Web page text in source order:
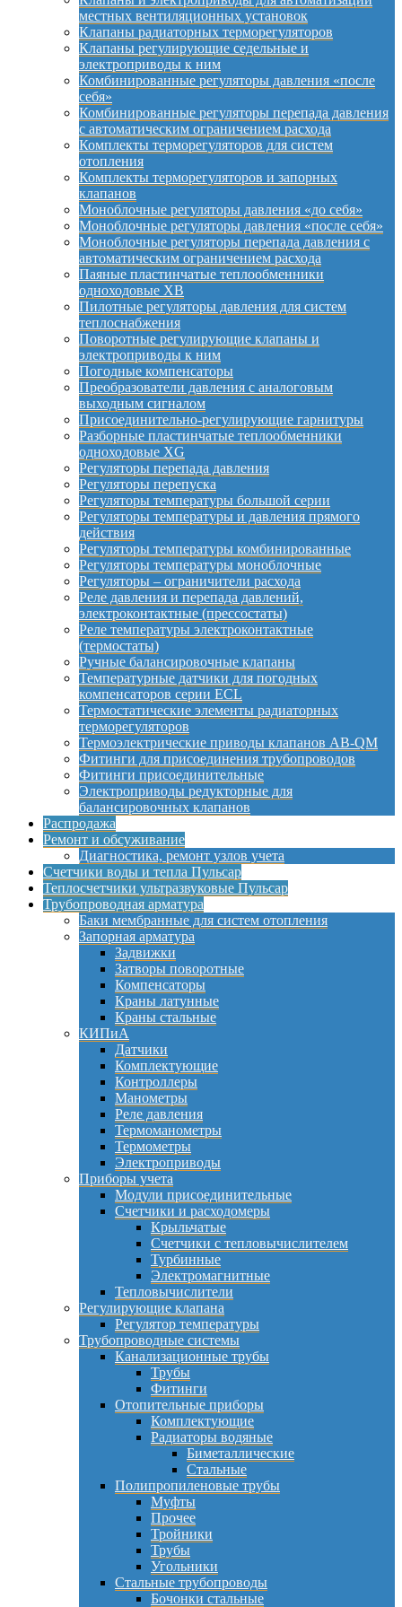
местных вентиляционных установок
Клапаны радиаторных терморегуляторов
Клапаны регулирующие седельные и
электроприводы к ним
Комбинированные регуляторы давления «после
себя»
Комбинированные регуляторы перепада давления
с автоматическим ограничением расхода
Комплекты терморегуляторов для систем
отопления
Комплекты терморегуляторов и запорных
клапанов
Моноблочные регуляторы давления «до себя»
Моноблочные регуляторы давления «после себя»
Моноблочные регуляторы перепада давления с
автоматическим ограничением расхода
Паяные пластинчатые теплообменники
одноходовые XB
Пилотные регуляторы давления для систем
теплоснабжения
Поворотные регулирующие клапаны и
электроприводы к ним
Погодные компенсаторы
Преобразователи давления с аналоговым
выходным сигналом
Присоединительно-регулирующие гарнитуры
Разборные пластинчатые теплообменники
одноходовые XG
Регуляторы перепада давления
Регуляторы перепуска
Регуляторы температуры большой серии
Регуляторы температуры и давления прямого
действия
Регуляторы температуры комбинированные
Регуляторы температуры моноблочные
Регуляторы – ограничители расхода
Реле давления и перепада давлений,
электроконтактные (прессостаты)
Реле температуры электроконтактные
(термостаты)
Ручные балансировочные клапаны
Температурные датчики для погодных
компенсаторов серии ECL
Термостатические элементы радиаторных
терморегуляторов
Термоэлектрические приводы клапанов AB-QM
Фитинги для присоединения трубопроводов
Фитинги присоединительные
Электроприводы редукторные для
балансировочных клапанов
Распродажа
Ремонт и обсуживание
Диагностика, ремонт узлов учета
Счетчики воды и тепла Пульсар
Теплосчетчики ультразвуковые Пульсар
Трубопроводная арматура
Баки мембранные для систем отопления
Запорная арматура
Задвижки
Затворы поворотные
Компенсаторы
Краны латунные
Краны стальные
КИПиА
Датчики
Комплектующие
Контроллеры
Манометры
Реле давления
Термоманометры
Термометры
Электроприводы
Приборы учета
Модули присоединительные
Счетчики и расходомеры
Крыльчатые
Счетчики с тепловычислителем
Турбинные
Электромагнитные
Тепловычислители
Регулирующие клапана
Регулятор температуры
Трубопроводные системы
Канализационные трубы
Трубы
Фитинги
Отопительные приборы
Комплектующие
Радиаторы водяные
Биметаллические
Стальные
Полипропиленовые трубы
Муфты
Прочее
Тройники
Трубы
Угольники
Стальные трубопроводы
Бочонки стальные